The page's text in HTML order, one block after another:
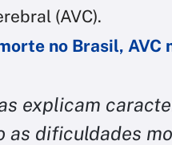
(AVC).
no Brasil, AVC
explicam
as dificuldades